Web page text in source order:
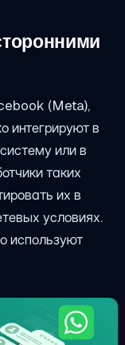
(Meta),
интегрируют в
или в
таких
их в
условиях.
используют